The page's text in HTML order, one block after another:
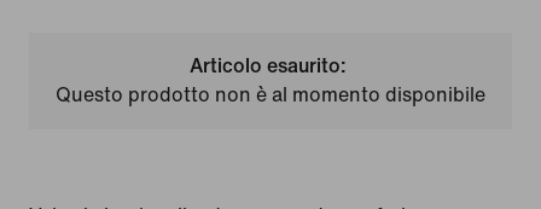
Articolo esaurito:
Questo prodotto non è al momento disponibile